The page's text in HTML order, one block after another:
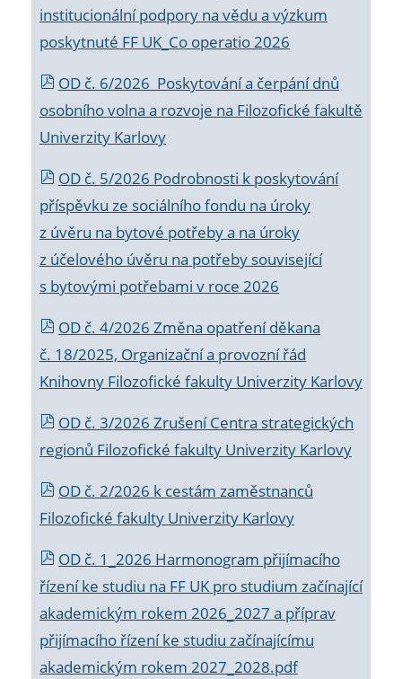
institucionální podpory na vědu a výzkum
poskytnuté FF UK_Co operatio 2026
OD č. 6/2026 Poskytování a čerpání dnů
osobního volna a rozvoje na Filozofické fakultě
Univerzity Karlovy
OD č. 5/2026 Podrobnosti k poskytování
příspěvku ze sociálního fondu na úroky
z úvěru na bytové potřeby a na úroky
z účelového úvěru na potřeby související
s bytovými potřebami v roce 2026
OD č. 4/2026 Změna opatření děkana
č. 18/2025, Organizační a provozní řád
Knihovny Filozofické fakulty Univerzity Karlovy
OD č. 3/2026 Zrušení Centra strategických
regionů Filozofické fakulty Univerzity Karlovy
OD č. 2/2026 k cestám zaměstnanců
Filozofické fakulty Univerzity Karlovy
OD č. 1_2026 Harmonogram přijímacího
řízení ke studiu na FF UK pro studium začínající
akademickým rokem 2026_2027 a příprav
přijímacího řízení ke studiu začínajícímu
akademickým rokem 2027_2028.pdf